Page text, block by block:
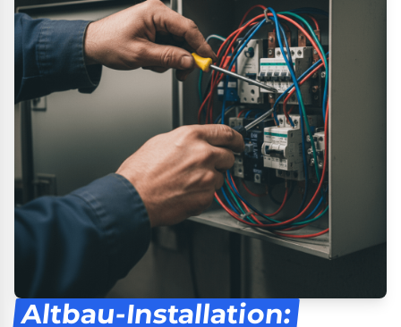
Altbau-Installation: